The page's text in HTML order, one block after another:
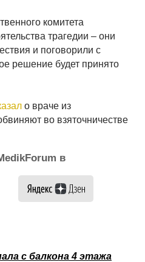
комитета
трагедии – они
и поговорили с
решение будет принято
о враче из
во взяточничестве
в
с балкона 4 этажа